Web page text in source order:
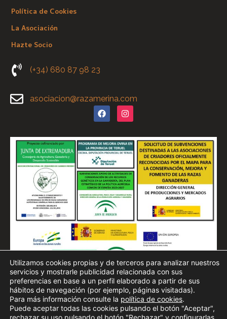
Política de Cookies
La Asociación
Hazte Socio
(+34) 680 87 98 23
asociacion@razamerina.com
Utilizamos cookies propias y de terceros para analizar nuestros
servicios y mostrarle publicidad relacionada con sus
preferencias en base a un perfil elaborado a partir de sus
hábitos de navegación (por ejemplo, páginas visitadas).
Para más información consulte la política de cookies.
Puede aceptar todas las cookies pulsando el botón "Aceptar",
rechazar su uso pulsando el botón "Rechazar" y configurarlas